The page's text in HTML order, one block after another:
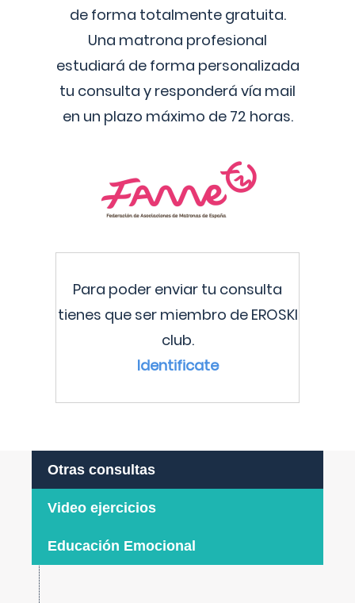
de forma totalmente gratuita.
Una matrona profesional
estudiará de forma personalizada
tu consulta y responderá vía mail
en un plazo máximo de 72 horas.
Para poder enviar tu consulta
tienes que ser miembro de EROSKI
club.
Identificate
Otras consultas
Video ejercicios
Educación Emocional